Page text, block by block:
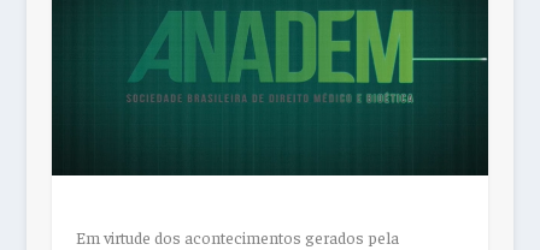
Em virtude dos acontecimentos gerados pela